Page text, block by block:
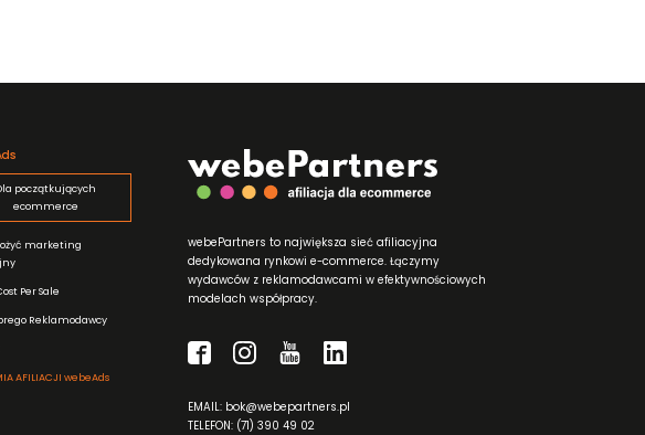
początkujących
ecommerce
marketing
Per Sale
Reklamodawcy
AFILIACJI webeAds
webePartners to największa sieć afiliacyjna
dedykowana rynkowi e-commerce. Łączymy
wydawców z reklamodawcami w efektywnościowych
modelach współpracy.
EMAIL: bok@webepartners.pl
TELEFON: (71) 390 49 02